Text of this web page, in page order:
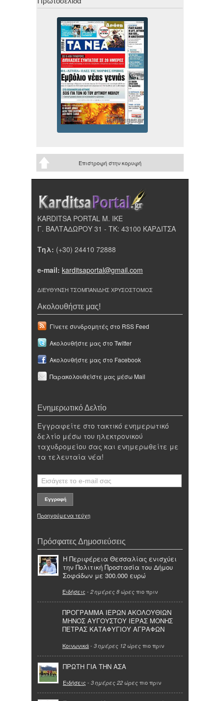
Επιστροφή στην κορυφή
KARDITSA PORTAL Μ. ΙΚΕ
Γ. ΒΑΛΤΑΔΩΡΟΥ 31 - ΤΚ: 43100 ΚΑΡΔΙΤΣΑ
Τηλ: (+30) 24410 72888
e-mail: karditsaportal@gmail.com
ΔΙΕΥΘΥΝΣΗ ΤΣΟΜΠΑΝΙΔΗΣ ΧΡΥΣΟΣΤΟΜΟΣ
Ακολουθήστε μας!
Γίνετε συνδρομητές στο RSS Feed
Ακολουθήστε μας στο Twitter
Ακολουθήστε μας στο Facebook
Παρακολουθείστε μας μέσω Mail
Ενημερωτικό Δελτίο
Εγγραφείτε στο τακτικό ενημερωτικό
δελτίο μέσω του ηλεκτρονικού
ταχυδρομείου σας και ενημερωθείτε με
τα τελευταία νέα!
Προηγούμενα τεύχη
Πρόσφατες Δημοσιεύσεις
Η Περιφέρεια Θεσσαλίας ενισχύει
την Πολιτική Προστασία του Δήμου
Σοφάδων με 300.000 ευρώ
Ειδήσεις - 2 ημέρες 8 ώρες πιο πριν
ΠΡΟΓΡΑΜΜΑ ΙΕΡΩΝ ΑΚΟΛΟΥΘΙΩΝ
ΜΗΝΟΣ ΑΥΓΟΥΣΤΟΥ ΙΕΡΑΣ ΜΟΝΗΣ
ΠΕΤΡΑΣ ΚΑΤΑΦΥΓΙΟΥ ΑΓΡΑΦΩΝ
Κοινωνικά- 3 ημέρες 12 ώρες πιο πριν
ΠΡΩΤΗ ΓΙΑ ΤΗΝ ΑΣΑ
Ειδήσεις - 3 ημέρες 22 ώρες πιο πριν